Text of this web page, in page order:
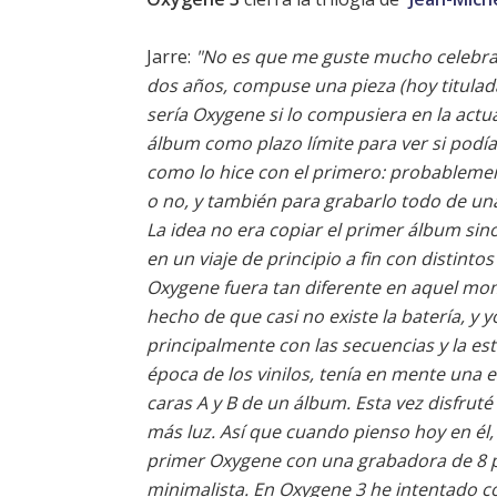
Jarre: "No es que me guste mucho
dos años, compuse una pieza (hoy
sería Oxygene si lo compusiera en la
álbum como plazo límite para ver si
como lo hice con el primero:
o no, y también para grabarlo todo de
La idea no era copiar el primer álbum
en un viaje de principio a fin con
Oxygene fuera tan diferente en aquel
hecho de que casi no existe la batería, y
principalmente con las secuencias y la
época de los vinilos, tenía en mente una
caras A y B de un álbum. Esta vez
más luz. Así que cuando pienso hoy en
primer Oxygene con una grabadora de
minimalista. En Oxygene 3 he intentado